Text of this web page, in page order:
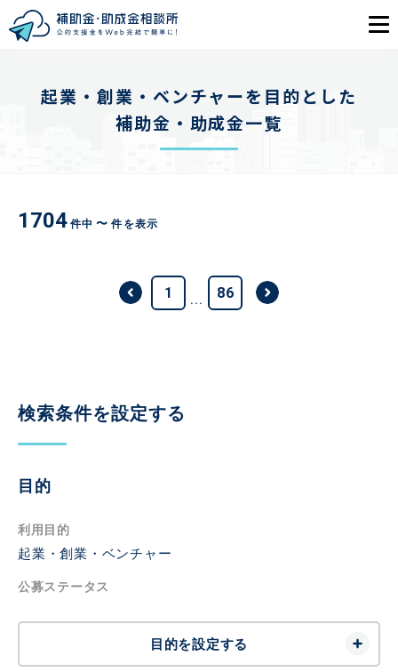
起業・創業・ベンチャーを目的とした
補助金・助成金一覧
1704 件中 〜 件を表示
1 ... 86
検索条件を設定する
目的
利用目的
起業・創業・ベンチャー
公募ステータス
目的を設定する